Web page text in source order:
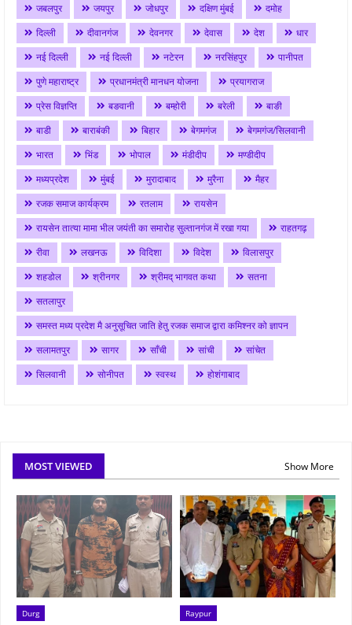
जबलपुर
जयपुर जोधपुर दक्षिण मुंबई
दमोह
दिल्ली
दीवानगंज देवनगर देवास देश
धार
नई दिल्ली
नई दिल्ली नटेरन नरसिंहपुर
पानीपत
पुणे महाराष्ट्र
प्रधानमंत्री मानधन योजना
प्रयागराज
प्रेस विज्ञप्ति
बङवानी बम्होरी बरेली
बाङी
बाडी
बाराबंकी बिहार बेगमगंज
बेगमगंज/सिलवानी
भारत
भिंड भोपाल मंडीदीप
मण्डीदीप
मध्यप्रदेश
मुंबई मुरादाबाद मुरैना
मैहर
रजक समाज कार्यक्रम
रतलाम
रायसेन
रायसेन तात्या मामा भील जयंती का समारोह सुल्तानगंज में रखा गया
राहतगढ़
रीवा
लखनऊ विदिशा विदेश
विलासपुर
शहडोल
श्रीनगर श्रीमद् भागवत कथा
सतना
सतलापुर
समस्त मध्य प्रदेश मै अनुसूचित जाति हेतु रजक समाज द्वारा कमिश्नर को ज्ञापन
सलामतपुर
सागर साँची सांची
सांचेत
सिलवानी
सोनीपत स्वस्थ होशंगाबाद
MOST VIEWED Show More
Durg Raypur